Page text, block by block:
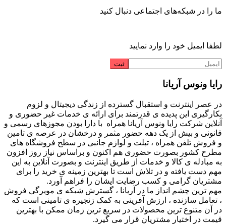
ما را در شبکه‌های اجتماعی دنبال کنید
لطفا ایمیل خود را وارد نمایید
رایا ونوس آریانا
در عصر اینترنت و استقبال گسترده از زندگی دیجیتال و لزوم
بکارگیری این پدیده ی قدرتمند برای ارائه ی خدمات غیر حضوری و
آنلاین شرکت رایا ونوس آریانا همراه با دارا بودن مجوزهای رسمی و
قانونی و بیش از یک دهه حضور مثمر و درخشان در عرصه ی تامین
و فروش تلفن همراه ، تبلت و لوازم جانبی در سطح فروشگاه های
مطرح کشور بصورت حضوری هم اکنون و براساس نیاز روز افزون
به مبادله ی کالا و خدمات از طریق اینترنت و بصورت آنلاین به این
مهم دست یافته و در تلاش است تا بهترین زمینه ی خرید را برای
مشتریان گرامی و کسب رضایت ایشان را فراهم آورد.
مهم ترین چشم انداز ما در آریانا ، گسترش شبکه ی مویرگی فروش
، تعامل سازنده ، ارزش آفرینی به کمک زنجیره ی تامینی است که
در آن متنوع ترین محصولات در سریع ترین زمان ممکن با بهترین
قیمت در اختیار مشتریان قرار می گیرد.